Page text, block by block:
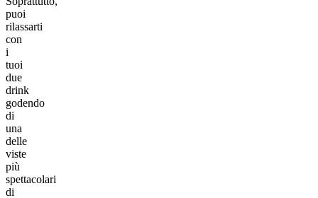
puoi
rilassarti
con
i
tuoi
due
drink
godendo
di
una
delle
viste
più
spettacolari
di